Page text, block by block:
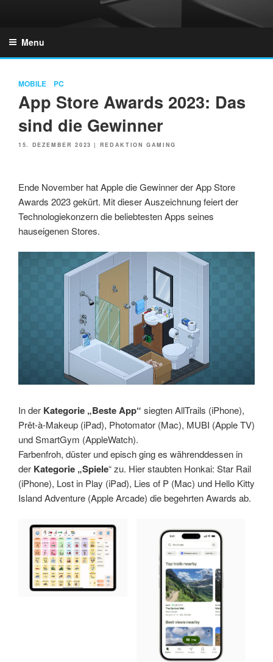
Menu
MOBILE PC
App Store Awards 2023: Das
sind die Gewinner
POSTED
15. DEZEMBER 2023 | REDAKTION GAMING
Ende November hat Apple die Gewinner der App Store
Awards 2023 gekürt. Mit dieser Auszeichnung feiert der
Technologiekonzern die beliebtesten Apps seines
hauseigenen Stores.
Link Embed
In der Kategorie „Beste App“ siegten AllTrails (iPhone),
Prêt-à-Makeup (iPad), Photomator (Mac), MUBI (Apple TV)
und SmartGym (AppleWatch).
Farbenfroh, düster und episch ging es währenddessen in
der Kategorie „Spiele“ zu. Hier staubten Honkai: Star Rail
(iPhone), Lost in Play (iPad), Lies of P (Mac) und Hello Kitty
Island Adventure (Apple Arcade) die begehrten Awards ab.